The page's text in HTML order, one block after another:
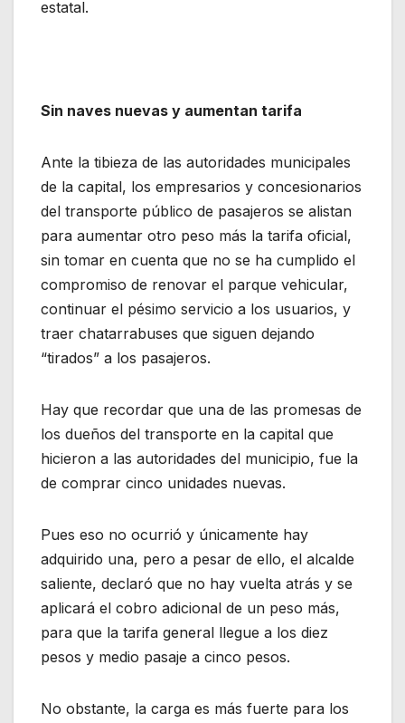
estatal.
Sin naves nuevas y aumentan tarifa
Ante la tibieza de las autoridades municipales
de la capital, los empresarios y concesionarios
del transporte público de pasajeros se alistan
para aumentar otro peso más la tarifa oficial,
sin tomar en cuenta que no se ha cumplido el
compromiso de renovar el parque vehicular,
continuar el pésimo servicio a los usuarios, y
traer chatarrabuses que siguen dejando
“tirados” a los pasajeros.
Hay que recordar que una de las promesas de
los dueños del transporte en la capital que
hicieron a las autoridades del municipio, fue la
de comprar cinco unidades nuevas.
Pues eso no ocurrió y únicamente hay
adquirido una, pero a pesar de ello, el alcalde
saliente, declaró que no hay vuelta atrás y se
aplicará el cobro adicional de un peso más,
para que la tarifa general llegue a los diez
pesos y medio pasaje a cinco pesos.
No obstante, la carga es más fuerte para los